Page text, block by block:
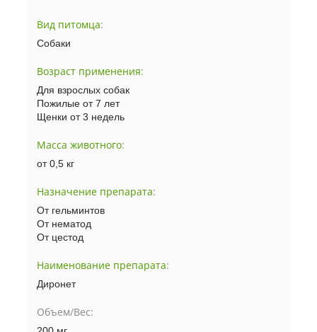
Вид питомца:
Собаки
Возраст применения:
Для взрослых собак
Пожилые от 7 лет
Щенки от 3 недель
Масса животного:
от 0,5 кг
Назначение препарата:
От гельминтов
От нематод
От цестод
Наименование препарата:
Диронет
Объем/Вес: